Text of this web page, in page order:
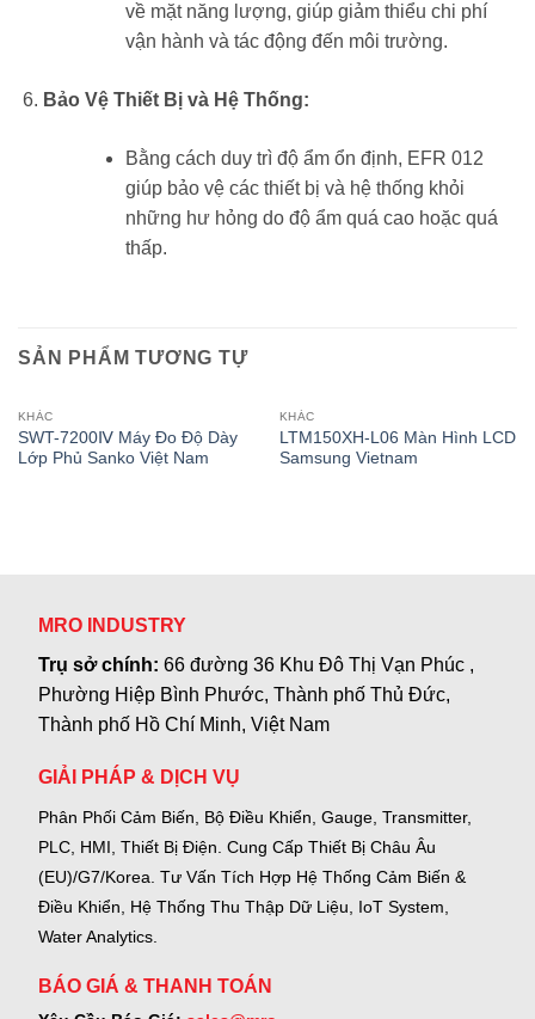
về mặt năng lượng, giúp giảm thiểu chi phí
vận hành và tác động đến môi trường.
Bảo Vệ Thiết Bị và Hệ Thống:
Bằng cách duy trì độ ẩm ổn định, EFR 012
giúp bảo vệ các thiết bị và hệ thống khỏi
những hư hỏng do độ ẩm quá cao hoặc quá
thấp.
SẢN PHẨM TƯƠNG TỰ
KHÁC
SWT-7200Ⅳ Máy Đo Độ Dày
Lớp Phủ Sanko Việt Nam
KHÁC
LTM150XH-L06 Màn Hình LCD
Samsung Vietnam
MRO INDUSTRY
Trụ sở chính:66 đường 36 Khu Đô Thị Vạn Phúc ,
Phường Hiệp Bình Phước, Thành phố Thủ Đức,
Thành phố Hồ Chí Minh, Việt Nam
GIẢI PHÁP & DỊCH VỤ
Phân Phối Cảm Biến, Bộ Điều Khiển, Gauge, Transmitter,
PLC, HMI, Thiết Bị Điện. Cung Cấp Thiết Bị Châu Âu
(EU)/G7/Korea. Tư Vấn Tích Hợp Hệ Thống Cảm Biến &
Điều Khiển, Hệ Thống Thu Thập Dữ Liệu, IoT System,
Water Analytics.
BÁO GIÁ & THANH TOÁN